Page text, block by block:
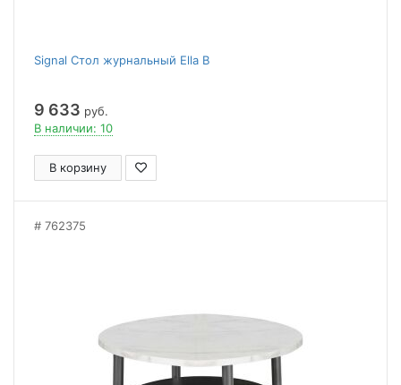
Signal Стол журнальный Ella B
9 633 руб.
В наличии: 10
В корзину
762375